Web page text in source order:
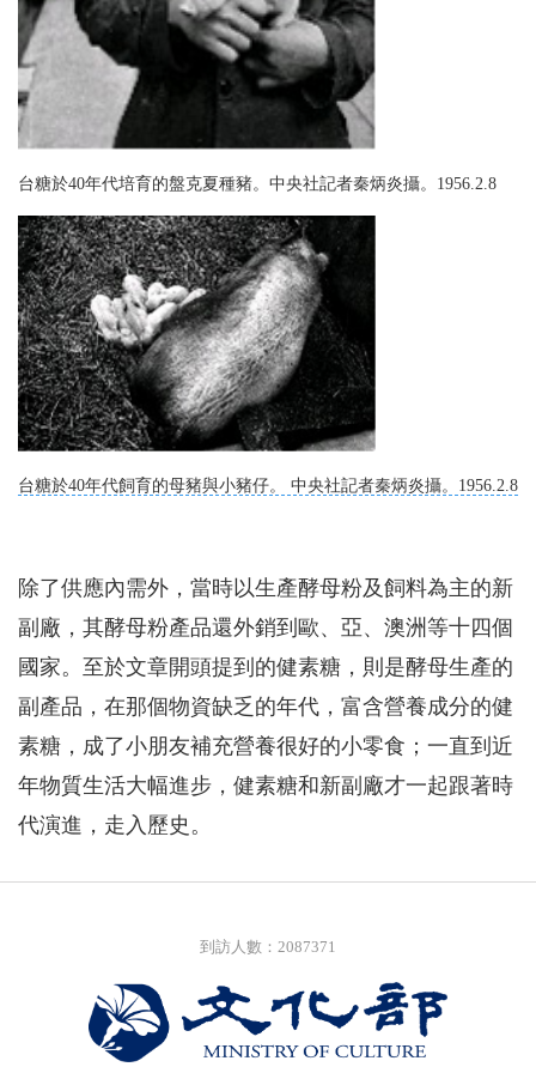
台糖於40年代培育的盤克夏種豬。中央社記者秦炳炎攝。1956.2.8
台糖於40年代飼育的母豬與小豬仔。 中央社記者秦炳炎攝。1956.2.8
除了供應內需外，當時以生產酵母粉及飼料為主的新
副廠，其酵母粉產品還外銷到歐、亞、澳洲等十四個
國家。至於文章開頭提到的健素糖，則是酵母生產的
副產品，在那個物資缺乏的年代，富含營養成分的健
素糖，成了小朋友補充營養很好的小零食；一直到近
年物質生活大幅進步，健素糖和新副廠才一起跟著時
代演進，走入歷史。
到訪人數：2087371